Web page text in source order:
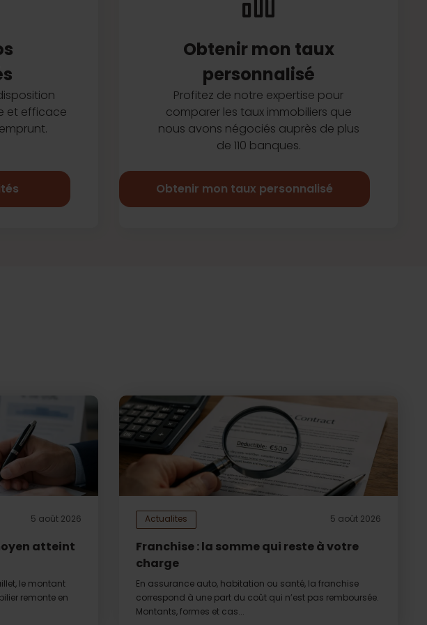
et efficace
Obtenir mon taux
personnalisé
Profitez de notre expertise pour
comparer les taux immobiliers que
nous avons négociés auprès de plus
de 110 banques.
Obtenir mon taux personnalisé
5 août 2026
atteint
le montant
remonte en
Actualites 5 août 2026
Franchise : la somme qui reste à votre
charge
En assurance auto, habitation ou santé, la franchise
correspond à une part du coût qui n’est pas remboursée.
Montants, formes et cas...